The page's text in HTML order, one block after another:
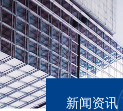
新闻资讯